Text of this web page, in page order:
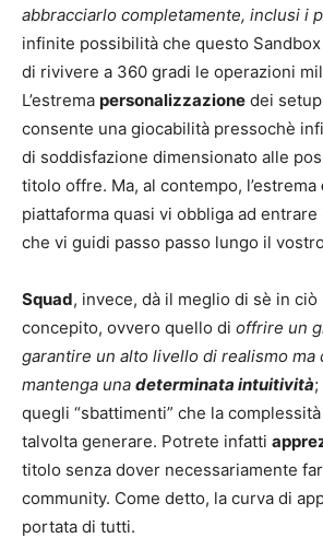
abbracciarlo completamente, inclusi i
infinite possibilità che questo
di rivivere a 360 gradi le operazioni
L’estrema personalizzazione dei
consente una giocabilità pressochè
di soddisfazione dimensionato alle
titolo offre. Ma, al contempo, l’estrema
piattaforma quasi vi obbliga ad
che vi guidi passo passo lungo il
Squad, invece, dà il meglio di sè in
concepito, ovvero quello di offrire un
garantire un alto livello di realismo ma
mantenga una determinata intuitività
quegli “sbattimenti” che la
talvolta generare. Potrete infatti
titolo senza dover necessariamente
community. Come detto, la curva di
portata di tutti.